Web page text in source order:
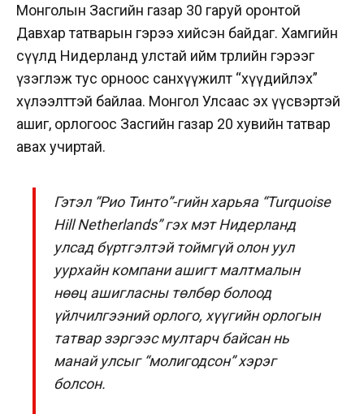
Монголын Засгийн газар 30 гаруй оронтой
Давхар татварын гэрээ хийсэн байдаг. Хамгийн
сүүлд Нидерланд улстай ийм төрлийн гэрээг
үзэглэж тус орноос санхүүжилт “хүүдийлэх”
хүлээлттэй байлаа. Монгол Улсаас эх үүсвэртэй
ашиг, орлогоос Засгийн газар 20 хувийн татвар
авах учиртай.
Гэтэл “Рио Тинто”-гийн харьяа “Turquoise
Hill Netherlands” гэх мэт Нидерланд
улсад бүртгэлтэй тоймгүй олон уул
уурхайн компани ашигт малтмалын
нөөц ашигласны төлбөр болоод
үйлчилгээний орлого, хүүгийн орлогын
татвар зэргээс мултарч байсан нь
манай улсыг “молигодсон” хэрэг
болсон.